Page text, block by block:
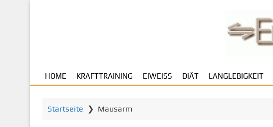
t
HOME KRAFTTRAINING EIWEISS DIÄT LANGLEBIGKEIT
Startseite ❯ Mausarm